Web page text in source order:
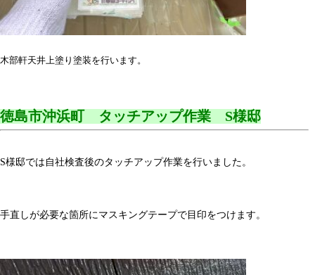
木部軒天井上塗り塗装を行います。
徳島市沖浜町 タッチアップ作業 S様邸
S様邸では自社検査後のタッチアップ作業を行いました。
手直しが必要な箇所にマスキングテープで目印をつけます。